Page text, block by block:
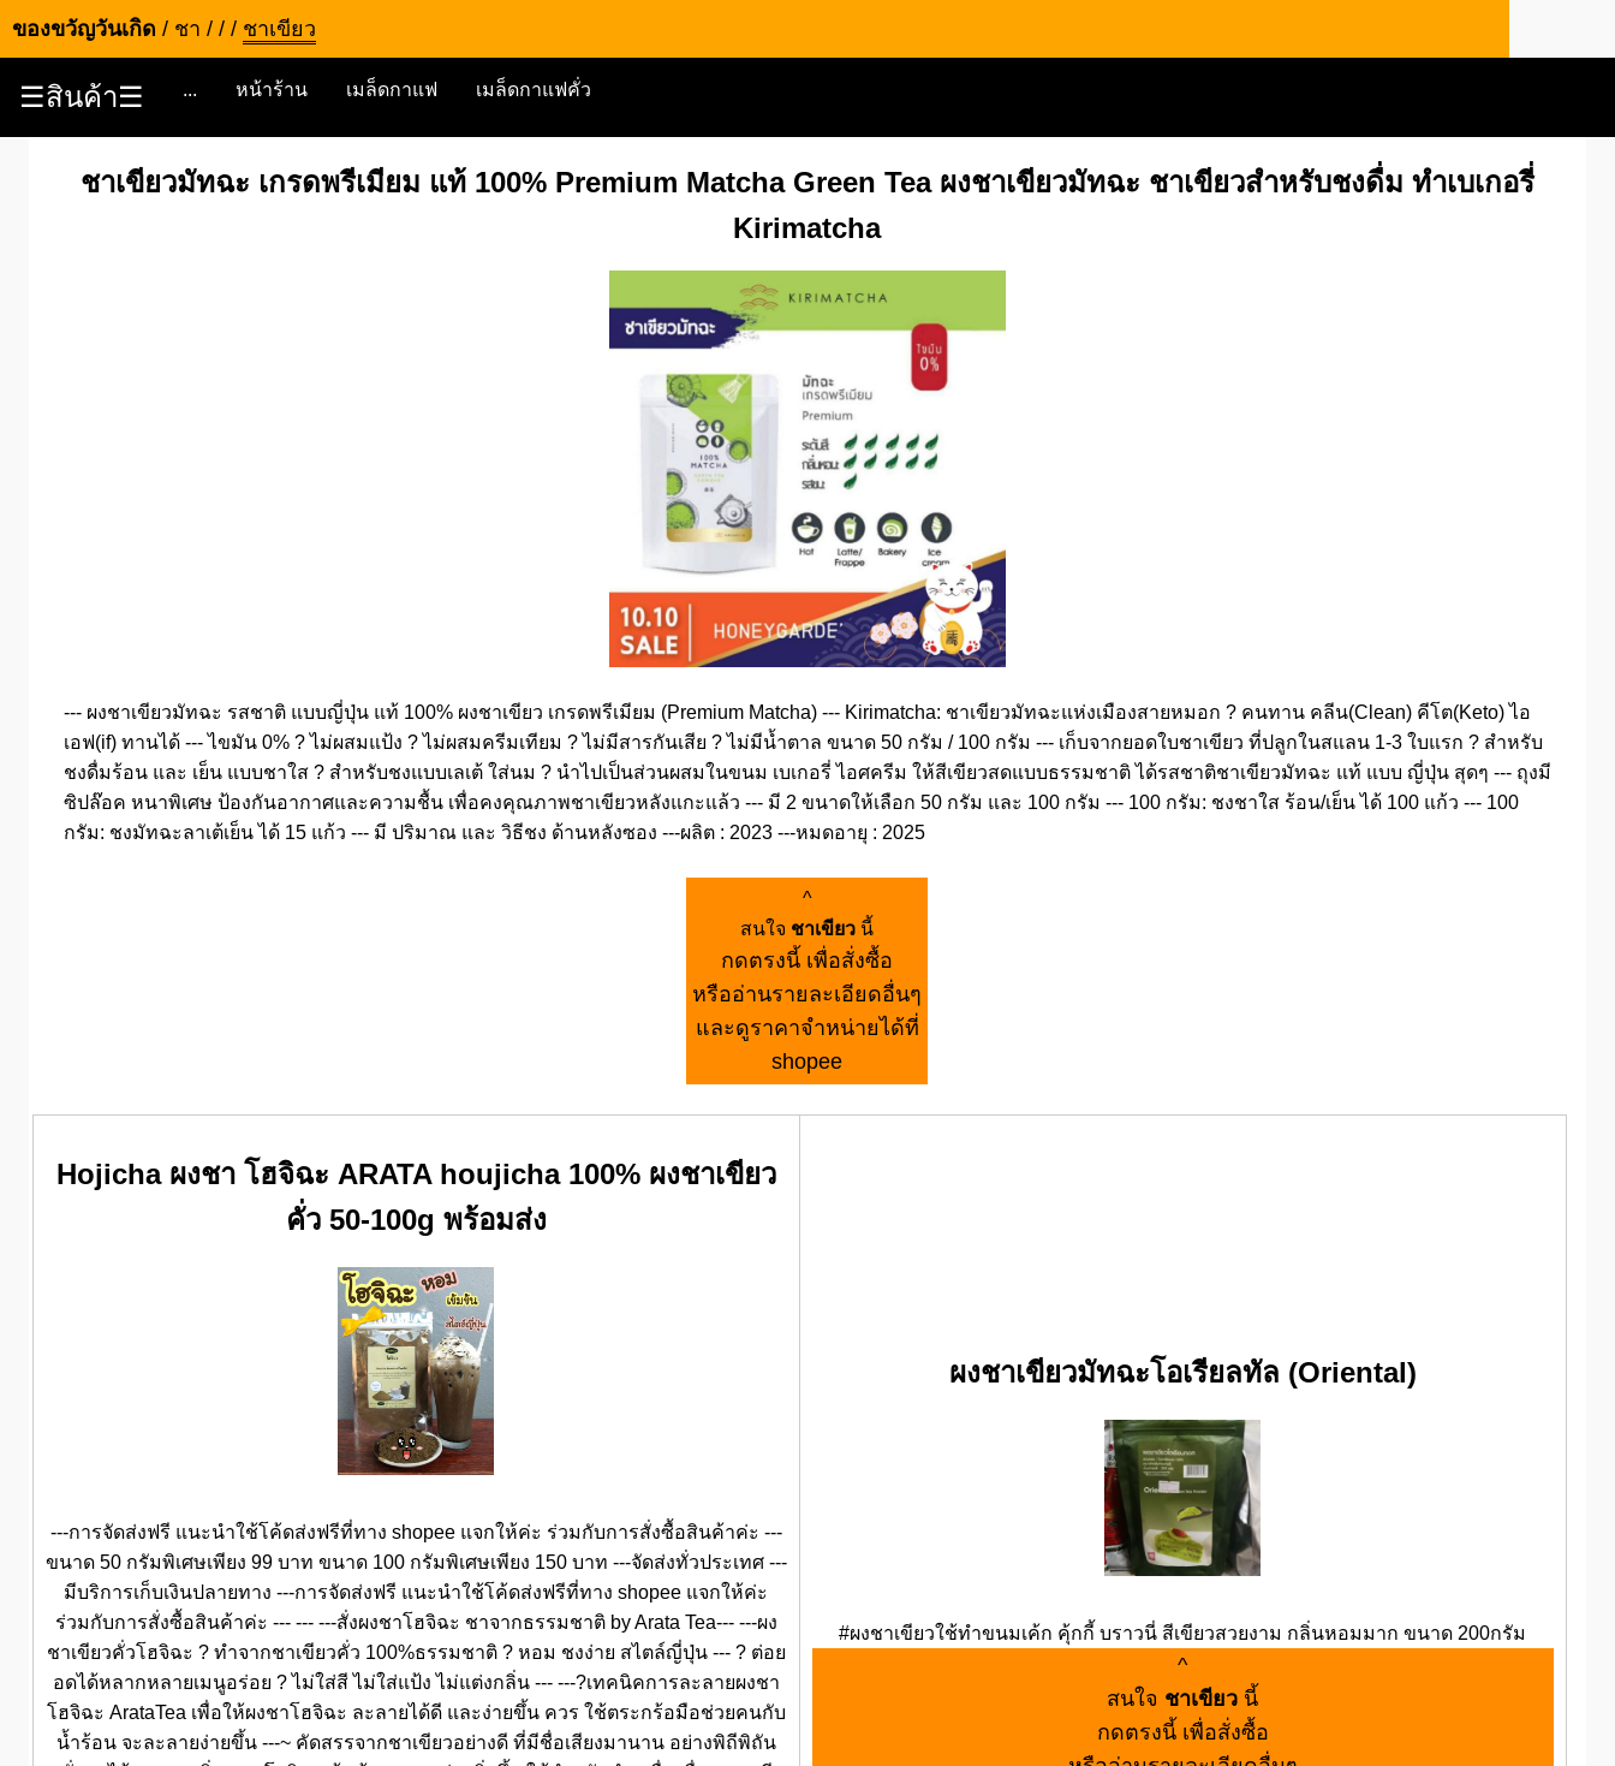
ของขวัญวันเกิด / ชา / / / ชาเขียว
☰สินค้า☰ ... หน้าร้าน เมล็ดกาแฟ เมล็ดกาแฟคั่ว
ชาเขียวมัทฉะ เกรดพรีเมียม แท้ 100% Premium Matcha Green Tea ผงชาเขียวมัทฉะ ชาเขียวสำหรับชงดื่ม ทำเบเกอรี่
Kirimatcha
--- ผงชาเขียวมัทฉะ รสชาติ แบบญี่ปุ่น แท้ 100% ผงชาเขียว เกรดพรีเมียม (Premium Matcha) --- Kirimatcha: ชาเขียวมัทฉะแห่งเมืองสายหมอก ? คนทาน คลีน(Clean) คีโต(Keto) ไอ
เอฟ(if) ทานได้ --- ไขมัน 0% ? ไม่ผสมแป้ง ? ไม่ผสมครีมเทียม ? ไม่มีสารกันเสีย ? ไม่มีน้ำตาล ขนาด 50 กรัม / 100 กรัม --- เก็บจากยอดใบชาเขียว ที่ปลูกในสแลน 1-3 ใบแรก ? สำหรับ
ชงดื่มร้อน และ เย็น แบบชาใส ? สำหรับชงแบบเลเต้ ใส่นม ? นำไปเป็นส่วนผสมในขนม เบเกอรี่ ไอศครีม ให้สีเขียวสดแบบธรรมชาติ ได้รสชาติชาเขียวมัทฉะ แท้ แบบ ญี่ปุ่น สุดๆ --- ถุงมี
ซิปล๊อค หนาพิเศษ ป้องกันอากาศและความชื้น เพื่อคงคุณภาพชาเขียวหลังแกะแล้ว --- มี 2 ขนาดให้เลือก 50 กรัม และ 100 กรัม --- 100 กรัม: ชงชาใส ร้อน/เย็น ได้ 100 แก้ว --- 100
กรัม: ชงมัทฉะลาเต้เย็น ได้ 15 แก้ว --- มี ปริมาณ และ วิธีชง ด้านหลังซอง ---ผลิต : 2023 ---หมดอายุ : 2025
^
สนใจ ชาเขียว นี้
กดตรงนี้ เพื่อสั่งซื้อ
หรืออ่านรายละเอียดอื่นๆ
และดูราคาจำหน่ายได้ที่
shopee
Hojicha ผงชา โฮจิฉะ ARATA houjicha 100% ผงชาเขียว
คั่ว 50-100g พร้อมส่ง
---การจัดส่งฟรี แนะนำใช้โค้ดส่งฟรีที่ทาง shopee แจกให้ค่ะ ร่วมกับการสั่งซื้อสินค้าค่ะ ---
ขนาด 50 กรัมพิเศษเพียง 99 บาท ขนาด 100 กรัมพิเศษเพียง 150 บาท ---จัดส่งทั่วประเทศ ---
มีบริการเก็บเงินปลายทาง ---การจัดส่งฟรี แนะนำใช้โค้ดส่งฟรีที่ทาง shopee แจกให้ค่ะ
ร่วมกับการสั่งซื้อสินค้าค่ะ --- --- ---สั่งผงชาโฮจิฉะ ชาจากธรรมชาติ by Arata Tea--- ---ผง
ชาเขียวคั่วโฮจิฉะ ? ทำจากชาเขียวคั่ว 100%ธรรมชาติ ? หอม ชงง่าย สไตล์ญี่ปุ่น --- ? ต่อย
อดได้หลากหลายเมนูอร่อย ? ไม่ใส่สี ไม่ใส่แป้ง ไม่แต่งกลิ่น --- ---?เทคนิคการละลายผงชา
โฮจิฉะ ArataTea เพื่อให้ผงชาโฮจิฉะ ละลายได้ดี และง่ายขึ้น ควร ใช้ตระกร้อมือช่วยคนกับ
น้ำร้อน จะละลายง่ายขึ้น ---~ คัดสรรจากชาเขียวอย่างดี ที่มีชื่อเสียงมานาน อย่างพิถีพิถัน
ผงชาเขียวมัทฉะโอเรียลทัล (Oriental)
#ผงชาเขียวใช้ทำขนมเค้ก คุ้กกี้ บราวนี่ สีเขียวสวยงาม กลิ่นหอมมาก ขนาด 200กรัม
^
สนใจ ชาเขียว นี้
กดตรงนี้ เพื่อสั่งซื้อ